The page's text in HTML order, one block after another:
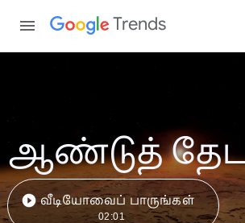
Trends
ஆண்டுத்
வீடியோவைப் பாருங்கள்
02:01